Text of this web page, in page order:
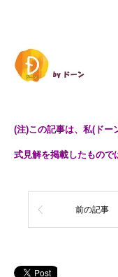
(注)この記事は、私(ドー
式見解を掲載したもので
前の記事